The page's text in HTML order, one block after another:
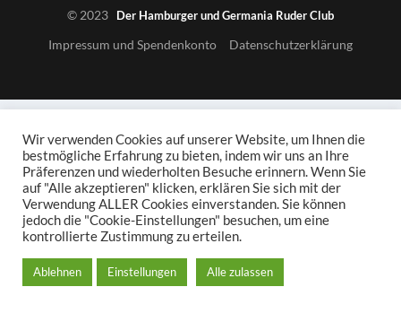
© 2023 Der Hamburger und Germania Ruder Club
Impressum und Spendenkonto Datenschutzerklärung
Wir verwenden Cookies auf unserer Website, um Ihnen die
bestmögliche Erfahrung zu bieten, indem wir uns an Ihre
Präferenzen und wiederholten Besuche erinnern. Wenn Sie
auf "Alle akzeptieren" klicken, erklären Sie sich mit der
Verwendung ALLER Cookies einverstanden. Sie können
jedoch die "Cookie-Einstellungen" besuchen, um eine
kontrollierte Zustimmung zu erteilen.
Ablehnen Einstellungen Alle zulassen